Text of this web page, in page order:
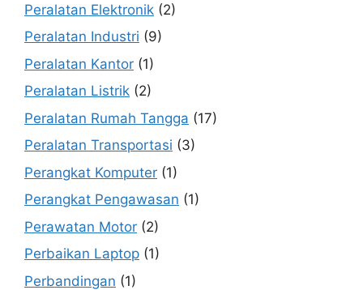
Peralatan Elektronik (2)
Peralatan Industri (9)
Peralatan Kantor (1)
Peralatan Listrik (2)
Peralatan Rumah Tangga (17)
Peralatan Transportasi (3)
Perangkat Komputer (1)
Perangkat Pengawasan (1)
Perawatan Motor (2)
Perbaikan Laptop (1)
Perbandingan (1)